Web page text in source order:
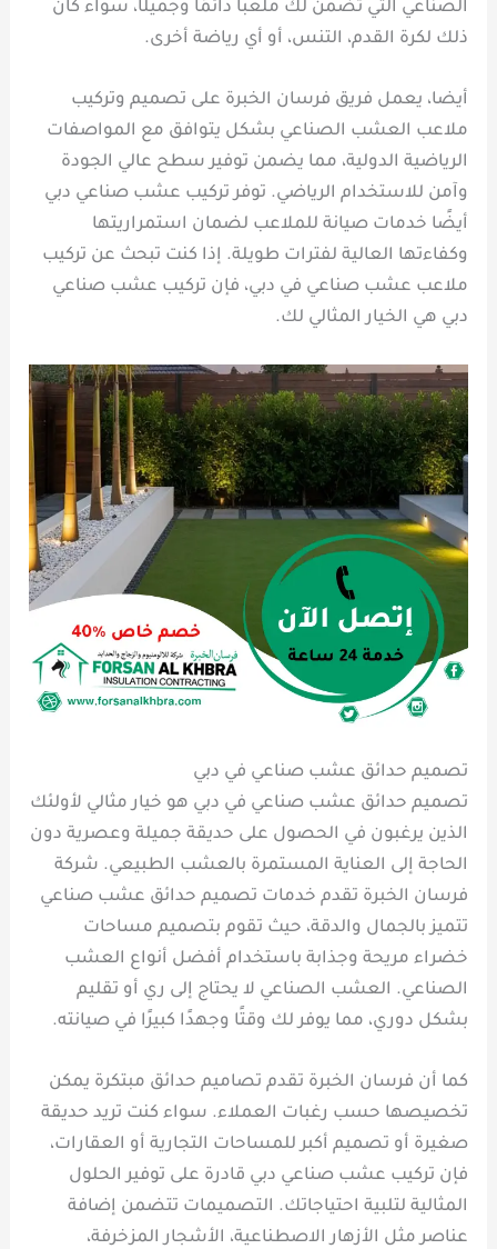
الصناعي التي تضمن لك ملعبًا دائمًا وجميلًا، سواء كان
ذلك لكرة القدم، التنس، أو أي رياضة أخرى.
أيضا، يعمل فريق فرسان الخبرة على تصميم وتركيب
ملاعب العشب الصناعي بشكل يتوافق مع المواصفات
الرياضية الدولية، مما يضمن توفير سطح عالي الجودة
وآمن للاستخدام الرياضي. توفر تركيب عشب صناعي دبي
أيضًا خدمات صيانة للملاعب لضمان استمراريتها
وكفاءتها العالية لفترات طويلة. إذا كنت تبحث عن تركيب
ملاعب عشب صناعي في دبي، فإن تركيب عشب صناعي
دبي هي الخيار المثالي لك.
تصميم حدائق عشب صناعي في دبي
تصميم حدائق عشب صناعي في دبي هو خيار مثالي لأولئك
الذين يرغبون في الحصول على حديقة جميلة وعصرية دون
الحاجة إلى العناية المستمرة بالعشب الطبيعي. شركة
فرسان الخبرة تقدم خدمات تصميم حدائق عشب صناعي
تتميز بالجمال والدقة، حيث تقوم بتصميم مساحات
خضراء مريحة وجذابة باستخدام أفضل أنواع العشب
الصناعي. العشب الصناعي لا يحتاج إلى ري أو تقليم
بشكل دوري، مما يوفر لك وقتًا وجهدًا كبيرًا في صيانته.
كما أن فرسان الخبرة تقدم تصاميم حدائق مبتكرة يمكن
تخصيصها حسب رغبات العملاء. سواء كنت تريد حديقة
صغيرة أو تصميم أكبر للمساحات التجارية أو العقارات،
فإن تركيب عشب صناعي دبي قادرة على توفير الحلول
المثالية لتلبية احتياجاتك. التصميمات تتضمن إضافة
عناصر مثل الأزهار الاصطناعية، الأشجار المزخرفة،